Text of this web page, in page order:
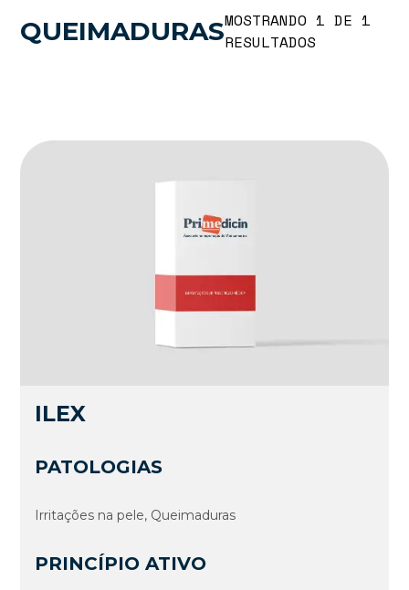
QUEIMADURASMOSTRANDO 1 DE 1
RESULTADOS
ILEX
PATOLOGIAS
Irritações na pele, Queimaduras
PRINCÍPIO ATIVO